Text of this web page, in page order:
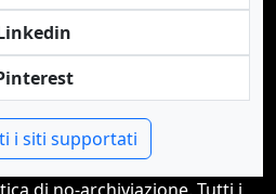
i siti supportati